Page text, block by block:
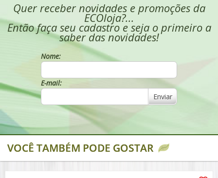
Quer receber novidades e promoções da
ECOloja?...
Então faça seu cadastro e seja o primeiro a
saber das novidades!
Nome:
E-mail:
Enviar
VOCÊ TAMBÉM PODE GOSTAR